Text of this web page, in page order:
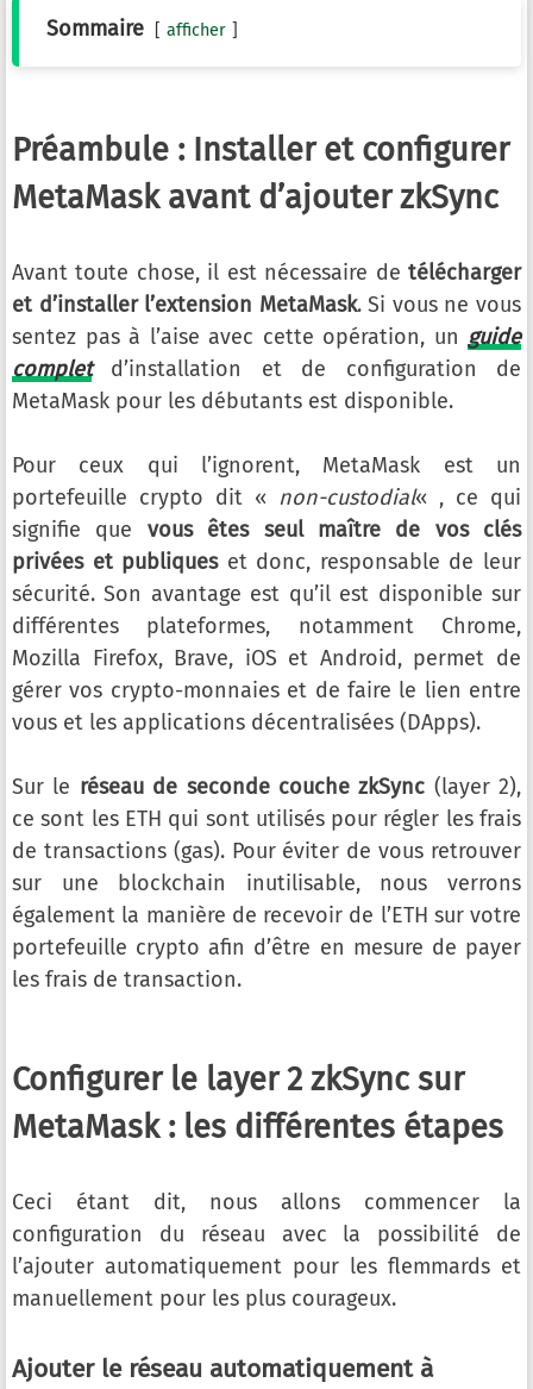
Sommaire afficher
Préambule : Installer et configurer
MetaMask avant d’ajouter zkSync
Avant toute chose, il est nécessaire de télécharger
et d’installer l’extension MetaMask. Si vous ne vous
sentez pas à l’aise avec cette opération, un guide
completd’installation et de configuration de
MetaMask pour les débutants est disponible.
Pour ceux qui l’ignorent, MetaMask est un
portefeuille crypto dit « non-custodial« , ce qui
signifie que vous êtes seul maître de vos clés
privées et publiqueset donc, responsable de leur
sécurité. Son avantage est qu’il est disponible sur
différentes plateformes, notamment Chrome,
Mozilla Firefox, Brave, iOS et Android, permet de
gérer vos crypto-monnaies et de faire le lien entre
vous et les applications décentralisées (DApps).
Sur le réseau de seconde couche zkSync (layer 2),
ce sont les ETH qui sont utilisés pour régler les frais
de transactions (gas). Pour éviter de vous retrouver
sur une blockchain inutilisable, nous verrons
également la manière de recevoir de l’ETH sur votre
portefeuille crypto afin d’être en mesure de payer
les frais de transaction.
Configurer le layer 2 zkSync sur
MetaMask : les différentes étapes
Ceci étant dit, nous allons commencer la
configuration du réseau avec la possibilité de
l’ajouter automatiquement pour les flemmards et
manuellement pour les plus courageux.
Ajouter le réseau automatiquement à